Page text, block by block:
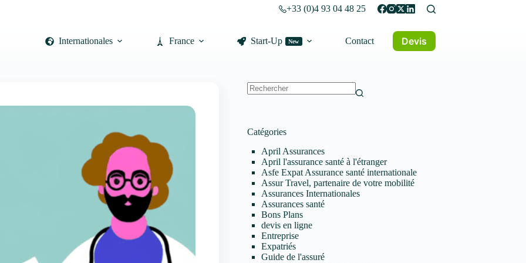
+33 (0)4 93 04 48 25
Internationales France Start-Up New Contact Devis
Catégories
April Assurances
April l'assurance santé à l'étranger
Asfe Expat Assurance santé internationale
Assur Travel, partenaire de votre mobilité
Assurances Internationales
Assurances santé
Bons Plans
devis en ligne
Entreprise
Expatriés
Guide de l'assuré